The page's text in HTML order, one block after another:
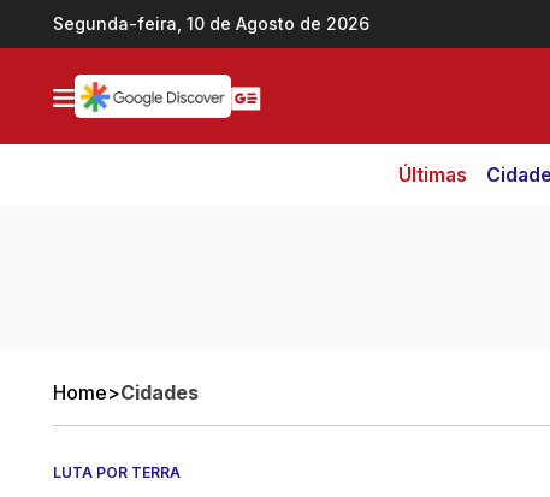
Ir direto pro conteúdo
Segunda-feira, 10 de Agosto de 2026
Últimas
Home>Cidades
LUTA POR TERRA